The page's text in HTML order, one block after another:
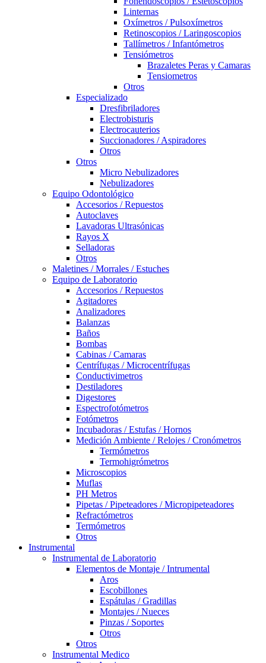
Linternas
Oxímetros / Pulsoxímetros
Retinoscopios / Laringoscopios
Tallímetros / Infantómetros
Tensiómetros
Brazaletes Peras y Camaras
Tensiometros
Otros
Especializado
Dresfibriladores
Electrobisturis
Electrocauterios
Succionadores / Aspiradores
Otros
Otros
Micro Nebulizadores
Nebulizadores
Equipo Odontológico
Accesorios / Repuestos
Autoclaves
Lavadoras Ultrasónicas
Rayos X
Selladoras
Otros
Maletines / Morrales / Estuches
Equipo de Laboratorio
Accesorios / Repuestos
Agitadores
Analizadores
Balanzas
Baños
Bombas
Cabinas / Camaras
Centrífugas / Microcentrífugas
Conductivimetros
Destiladores
Digestores
Espectrofotómetros
Fotómetros
Incubadoras / Estufas / Hornos
Medición Ambiente / Relojes / Cronómetros
Termómetros
Termohigrómetros
Microscopios
Muflas
PH Metros
Pipetas / Pipeteadores / Micropipeteadores
Refractómetros
Termómetros
Otros
Instrumental
Instrumental de Laboratorio
Elementos de Montaje / Intrumental
Aros
Escobillones
Espátulas / Gradillas
Montajes / Nueces
Pinzas / Soportes
Otros
Otros
Instrumental Medico